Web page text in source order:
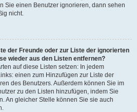
Sie einen Benutzer ignorieren, dann sehen
nicht.
der Freunde oder zur Liste der ignorierten
wieder aus den Listen entfernen?
auf diese Listen setzen: In jedem
einen zum Hinzufügen zur Liste der
des Benutzers. Außerdem können Sie im
zu den Listen hinzufügen, indem Sie
An gleicher Stelle können Sie sie auch